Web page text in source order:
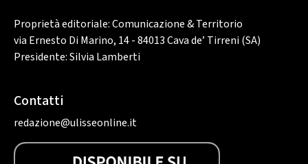
Proprietà editoriale: Comunicazione & Territorio
via Ernesto Di Marino, 14 - 84013 Cava de’ Tirreni (SA)
Presidente: Silvia Lamberti
Contatti
redazione@ulisseonline.it